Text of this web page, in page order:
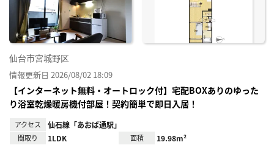
仙台市宮城野区
情報更新日 2026/08/02 18:09
【インターネット無料・オートロック付】宅配BOXありのゆった
り浴室乾燥暖房機付部屋！契約簡単で即日入居！
アクセス 仙石線「あおば通駅」
間取り 1LDK 面積 19.98m²